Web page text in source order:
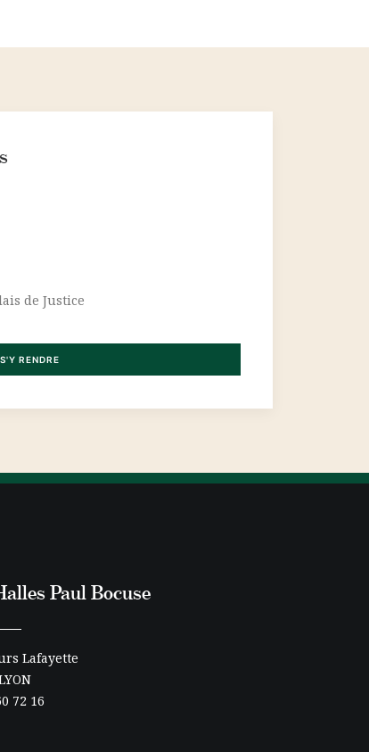
de Justice
S'Y RENDRE
Paul Bocuse
Lafayette
72 16